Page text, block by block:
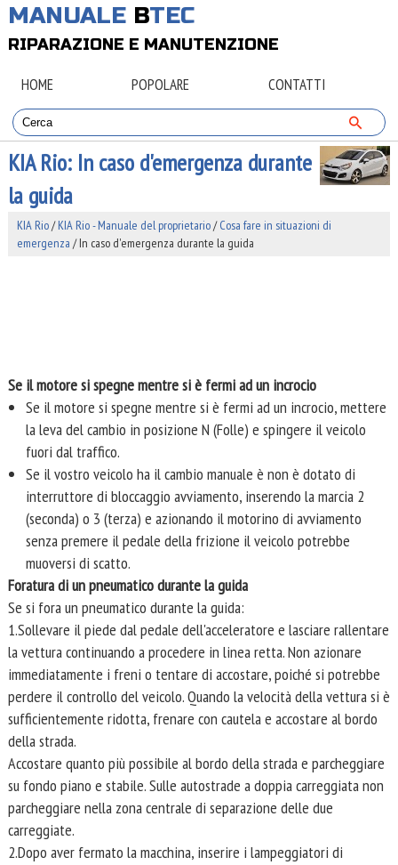
MANUALE BTEC
RIPARAZIONE E MANUTENZIONE
HOME POPOLARE CONTATTI
KIA Rio: In caso d'emergenza durante
la guida
KIA Rio/KIA Rio - Manuale del proprietario/Cosa fare in situazioni di
emergenza / In caso d'emergenza durante la guida
Se il motore si spegne mentre si è fermi ad un incrocio
Se il motore si spegne mentre si è fermi ad un incrocio, mettere
la leva del cambio in posizione N (Folle) e spingere il veicolo
fuori dal traffico.
Se il vostro veicolo ha il cambio manuale è non è dotato di
interruttore di bloccaggio avviamento, inserendo la marcia 2
(seconda) o 3 (terza) e azionando il motorino di avviamento
senza premere il pedale della frizione il veicolo potrebbe
muoversi di scatto.
Foratura di un pneumatico durante la guida
Se si fora un pneumatico durante la guida:
1.Sollevare il piede dal pedale dell'acceleratore e lasciare rallentare
la vettura continuando a procedere in linea retta. Non azionare
immediatamente i freni o tentare di accostare, poiché si potrebbe
perdere il controllo del veicolo. Quando la velocità della vettura si è
sufficientemente ridotta, frenare con cautela e accostare al bordo
della strada.
Accostare quanto più possibile al bordo della strada e parcheggiare
su fondo piano e stabile. Sulle autostrade a doppia carreggiata non
parcheggiare nella zona centrale di separazione delle due
carreggiate.
2.Dopo aver fermato la macchina, inserire i lampeggiatori di